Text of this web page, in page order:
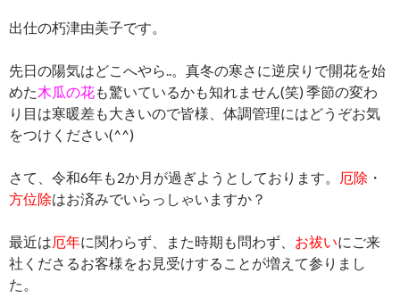
出仕の朽津由美子です。
先日の陽気はどこへやら..。真冬の寒さに逆戻りで開花を始
めた木瓜の花も驚いているかも知れません(笑) 季節の変わ
り目は寒暖差も大きいので皆様、体調管理にはどうぞお気
をつけください(^^)
さて、令和6年も2か月が過ぎようとしております。 厄除 ・
方位除はお済みでいらっしゃいますか？
最近は厄年に関わらず、また時期も問わず、 お祓いにご来
社くださるお客様をお見受けすることが増えて参りまし
た。